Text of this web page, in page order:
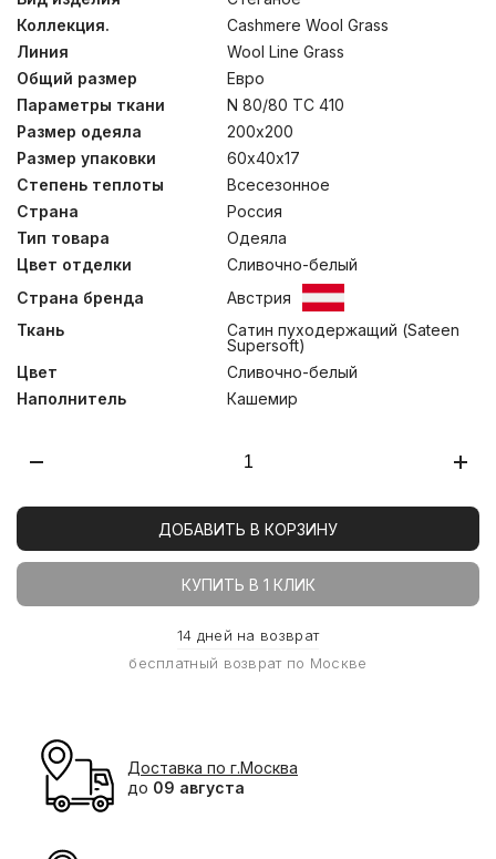
сатин из волокон TENCEL родился в конце 20 века и
собрал в себе весь опыт европейских текстильных
производителей. Подушки коллекции состоят из двух
элементов на молнии: стеганого чехла и внутренней
подушки. Это позволяет регулировать количество
наполнителя внутренней камеры, чтобы каждый
пользователь имел возможность создать для себя
изделие с персональными параметрами упругости. В
одеялах сочетается эксклюзивная стежка “по форме
тела”, призванная правильно распределить
теплопотери по длине, и система “нестеганого
валика”, слегка утяжеляющего одеяло по краям и
препятствующая попаданию холодного воздуха
внутрь. Данные особенности конструкции изделий
обеспечивают дополнительный комфорт во время
сна. Стирка при температуре до 30°С.
Коллекция.
Cashmere Wool Grass
Линия
Wool Line Grass
Общий размер
Евро
Параметры ткани
N 80/80 TC 410
Размер одеяла
200х200
Размер упаковки
60х40х17
Степень теплоты
Всесезонное
Страна
Россия
Тип товара
Одеяла
Цвет отделки
Сливочно-белый
Страна бренда
Австрия
Ткань
Сатин пуходержащий (Sateen
Supersoft)
Цвет
Сливочно-белый
Наполнитель
Кашемир
ДОБАВИТЬ В КОРЗИНУ
КУПИТЬ В 1 КЛИК
14 дней на возврат
бесплатный возврат по Москве
Доставка по г.Москва
до 09 августа